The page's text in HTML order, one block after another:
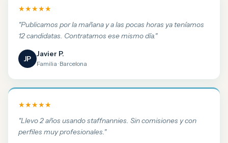
★★★★★
"Publicamos por la mañana y a las pocas horas ya teníamos
12 candidatas. Contratamos ese mismo día."
JP
Javier P.
Familia · Barcelona
★★★★★
"Llevo 2 años usando staffnannies. Sin comisiones y con
perfiles muy profesionales."